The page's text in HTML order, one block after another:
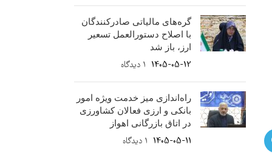
گره‌های مالیاتی صادرکنندگان
با اصلاح دستورالعمل تسعیر
ارز، باز شد
1405-05-12 ۱ دیدگاه
راه‌اندازی میز خدمت ویژه امور
بانکی و ارزی فعالان کشاورزی
در اتاق بازرگانی اهواز
1405-05-11 ۱ دیدگاه